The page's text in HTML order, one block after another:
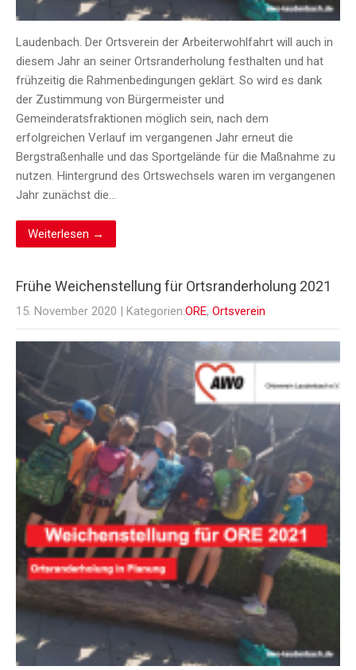
Laudenbach. Der Ortsverein der Arbeiterwohlfahrt will auch in
diesem Jahr an seiner Ortsranderholung festhalten und hat
frühzeitig die Rahmenbedingungen geklärt. So wird es dank
der Zustimmung von Bürgermeister und
Gemeinderatsfraktionen möglich sein, nach dem
erfolgreichen Verlauf im vergangenen Jahr erneut die
Bergstraßenhalle und das Sportgelände für die Maßnahme zu
nutzen. Hintergrund des Ortswechsels waren im vergangenen
Jahr zunächst die…
Weiterlesen →
Frühe Weichenstellung für Ortsranderholung 2021
15. November 2020 | Kategorien:ORE, Ortsverein